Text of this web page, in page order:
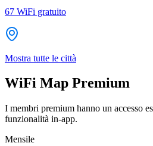
67 WiFi gratuito
Mostra tutte le città
WiFi Map Premium
I membri premium hanno un accesso
funzionalità in-app.
Mensile